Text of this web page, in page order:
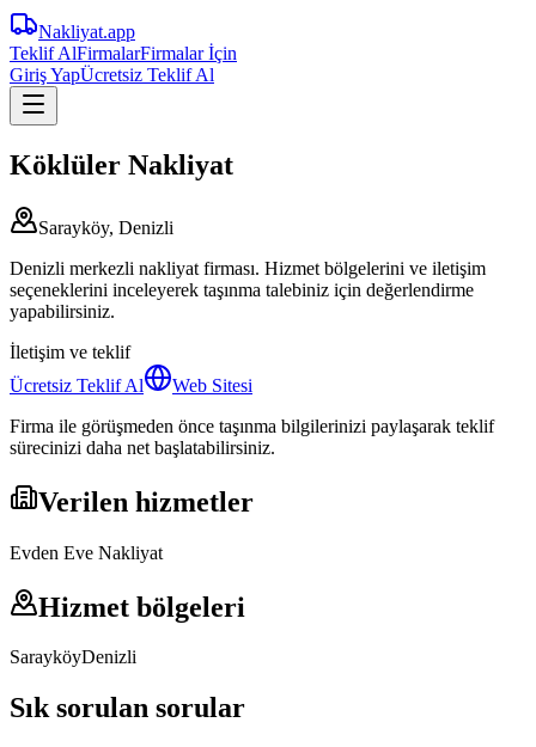
Nakliyat.app
Teklif AlFirmalarFirmalar İçin
Giriş YapÜcretsiz Teklif Al
Köklüler Nakliyat
Sarayköy, Denizli
Denizli merkezli nakliyat firması. Hizmet bölgelerini ve iletişim
seçeneklerini inceleyerek taşınma talebiniz için değerlendirme
yapabilirsiniz.
İletişim ve teklif
Ücretsiz Teklif Al
Web Sitesi
Firma ile görüşmeden önce taşınma bilgilerinizi paylaşarak teklif
sürecinizi daha net başlatabilirsiniz.
Verilen hizmetler
Evden Eve Nakliyat
Hizmet bölgeleri
SarayköyDenizli
Sık sorulan sorular